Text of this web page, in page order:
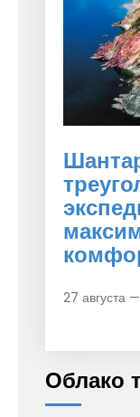
27 августа
Облако